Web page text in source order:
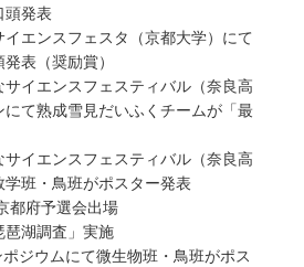
頭発表
エンスフェスタ（京都大学）にて
表（奨励賞）
サイエンスフェスティバル（奈良高
て熟成雪見だいふくチームが「最
サイエンスフェスティバル（奈良高
班・鳥班がポスター発表
都府予選会出場
琶湖調査」実施
ジウムにて微生物班・鳥班がポス